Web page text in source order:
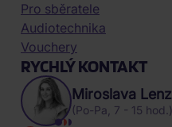
Pro sběratele
Audiotechnika
Vouchery
RYCHLÝ KONTAKT
Miroslava Lenz
(Po-Pa, 7 - 15 hod.)